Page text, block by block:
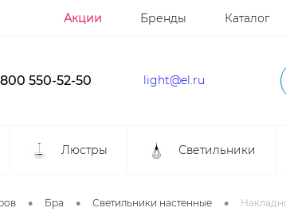
Акции Бренды Каталог
550-52-50 light@el.ru
Люстры Светильники
• Бра • Светильники настенные •